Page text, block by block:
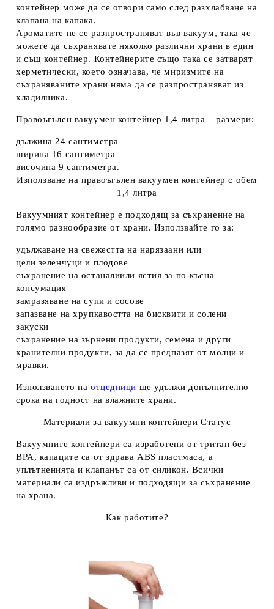
контейнер може да се отвори само след разхлабване на
клапана на капака.
Ароматите не се разпространяват във вакуум, така че
можете да съхранявате няколко различни храни в един
и същ контейнер. Контейнерите също така се затварят
херметически, което означава, че миризмите на
съхраняваните храни няма да се разпространяват из
хладилника.
Правоъгълен вакуумен контейнер 1,4 литра – размери:
дължина 24 сантиметра
ширина 16 сантиметра
височина 9 сантиметра.
Използване на правоъгълен вакуумен контейнер с обем
1,4 литра
Вакуумният контейнер е подходящ за съхранение на
голямо разнообразие от храни. Използвайте го за:
удължаване на свежестта на нарязаани или
цели зеленчуци и плодове
съхранение на останалиили ястия за по-късна
консумация
замразяване на супи и сосове
запазване на хрупкавостта на бисквити и солени
закуски
съхранение на зърнени продукти, семена и други
хранителни продукти, за да се предпазят от молци и
мравки.
Използването на отцедници ще удължи допълнително
срока на годност на влажните храни.
Материали за вакуумни контейнери Статус
Вакуумните контейнери са изработени от тритан без
BPA, капаците са от здрава ABS пластмаса, а
уплътненията и клапанът са от силикон. Всички
материали са издръжливи и подходящи за съхранение
на храна.
Как работите?